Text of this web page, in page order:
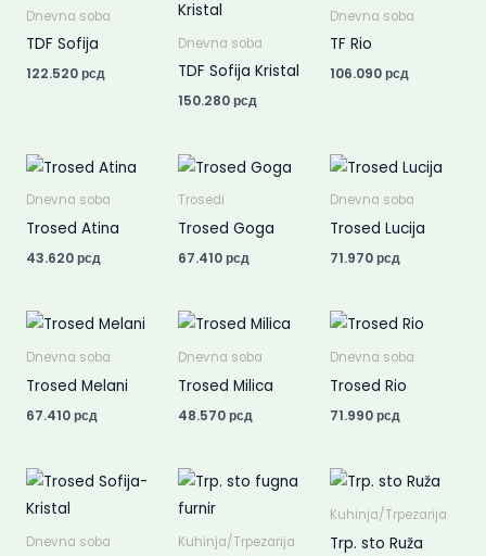
Dnevna soba
TDF Sofija
122.520рсд
Dnevna soba
TDF Sofija Kristal
150.280рсд
Dnevna soba
TF Rio
106.090рсд
Dnevna soba
Trosed Atina
43.620рсд
Trosedi
Trosed Goga
67.410рсд
Dnevna soba
Trosed Lucija
71.970рсд
Dnevna soba
Trosed Melani
67.410рсд
Dnevna soba
Trosed Milica
48.570рсд
Dnevna soba
Trosed Rio
71.990рсд
Dnevna soba Kuhinja/Trpezarija
Kuhinja/Trpezarija
Trp. sto Ruža